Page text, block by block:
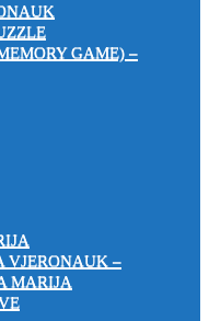
GAME) –
VJERONAUK –
MARIJA